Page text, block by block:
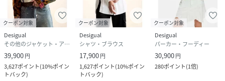
クーポン対象
Desigual
その他のジャケット・アウター
39,900円
3,627ポイント(10%ポイン
トバック)
クーポン対象
Desigual
シャツ・ブラウス
17,900円
1,627ポイント(10%ポイン
トバック)
クーポン対象
Desigual
パーカー・フーディー
30,900円
280ポイント(1倍)